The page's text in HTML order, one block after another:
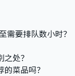
需要排队数小时？
处？
菜品吗？